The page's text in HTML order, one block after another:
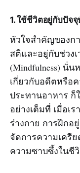
1. ใช้ชีวิตอยู่กับปัจ
หัวใจสำคัญของก
สติและอยู่กับช่วง
(Mindfulness) นั่
เกี่ยวกับอดีตหรือ
ประทานอาหาร
อย่างเต็มที่ เมื่อเ
ร่างกาย การฝึกอ
จัดการความเครี
ความซาบซึ้งในชี